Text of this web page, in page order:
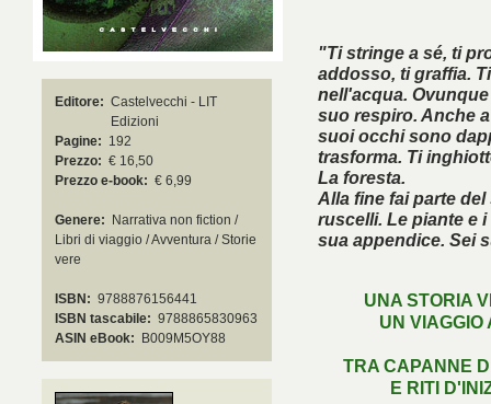
Editore: Castelvecchi - LIT
Edizioni
Pagine: 192
Prezzo: € 16,50
Prezzo e-book: € 6,99
Genere: Narrativa non fiction /
Libri di viaggio / Avventura / Storie
vere
ISBN: 9788876156441
ISBN tascabile: 9788865830963
ASIN eBook: B009M5OY88 È
"Ti stringe a sé, ti
addosso, ti graffia.
nell'acqua.
suo respiro. Anche
suoi occhi sono
trasforma. Ti
La foresta.
Alla fine fai parte
ruscelli. Le piante e
sua appendice. Sei
UNA STORIA
UN VIAGGIO
TRA CAPANNE
E RITI